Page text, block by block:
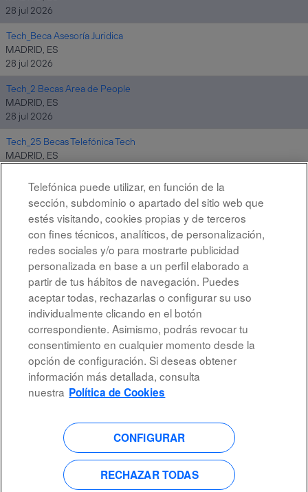
28 jul 2026
Tech_Beca Asesoría Juridica
MADRID, ES
28 jul 2026
Tech_2 Becas Area de People
MADRID, ES
28 jul 2026
Tech_25 Becas Telefónica Tech
MADRID, ES
Resultados
Aviso legal
Accesibilidad
Protección de datos
e
r
S
e
a
b
r
e
a
b
r
Telefónica puede utilizar, en función de la
sección, subdominio o apartado del sitio web que
estés visitando, cookies propias y de terceros
con fines técnicos, analíticos, de personalización,
redes sociales y/o para mostrarte publicidad
personalizada en base a un perfil elaborado a
partir de tus hábitos de navegación. Puedes
aceptar todas, rechazarlas o configurar su uso
individualmente clicando en el botón
correspondiente. Asimismo, podrás revocar tu
consentimiento en cualquier momento desde la
opción de configuración. Si deseas obtener
información más detallada, consulta
nuestra Política de Cookies
CONFIGURAR
RECHAZAR TODAS